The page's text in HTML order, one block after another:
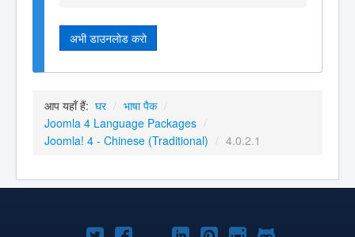
अभी डाउनलोड करो
आप यहाँ हैं: घर / भाषा पैक /
Joomla 4 Language Packages /
Joomla! 4 - Chinese (Traditional) / 4.0.2.1